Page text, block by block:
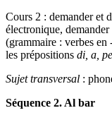
Cours 2 : demander et
électronique,
(grammaire : verbes en
les prépositions di, a,
Sujet transversal :
Séquence 2. Al bar